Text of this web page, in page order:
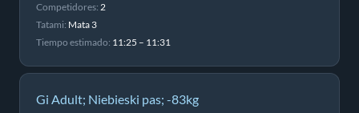
Competidores: 2
Tatami: Mata 3
Tiempo estimado: 11:25 – 11:31
Gi Adult; Niebieski pas; -83kg